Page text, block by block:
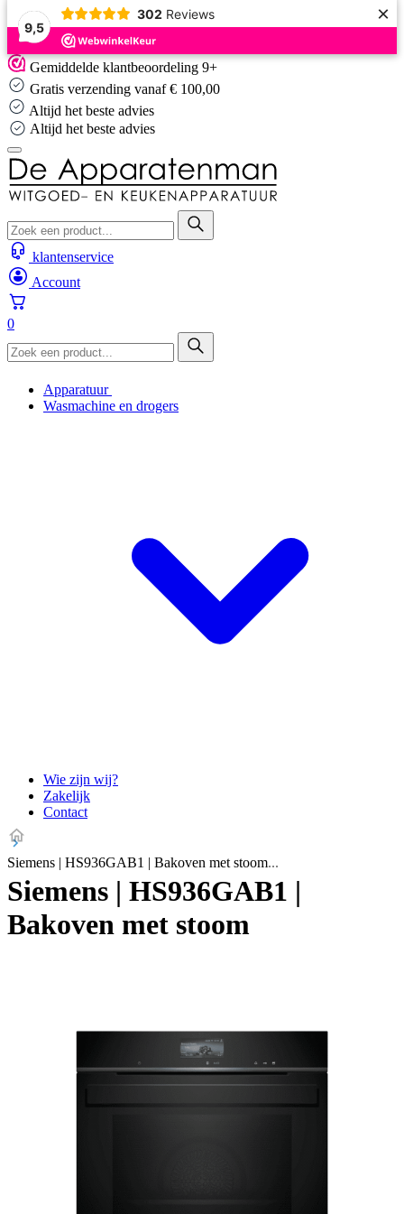
9,5
302 Reviews ×
Skip
to
content
Gemiddelde klantbeoordeling 9+
Gratis verzending vanaf € 100,00
Altijd het beste advies
Altijd het beste advies
klantenservice
Account
0
Apparatuur
Wasmachine en drogers
Wie zijn wij?
Zakelijk
Contact
Siemens | HS936GAB1 | Bakoven met stoom
Siemens | HS936GAB1 |
Bakoven met stoom